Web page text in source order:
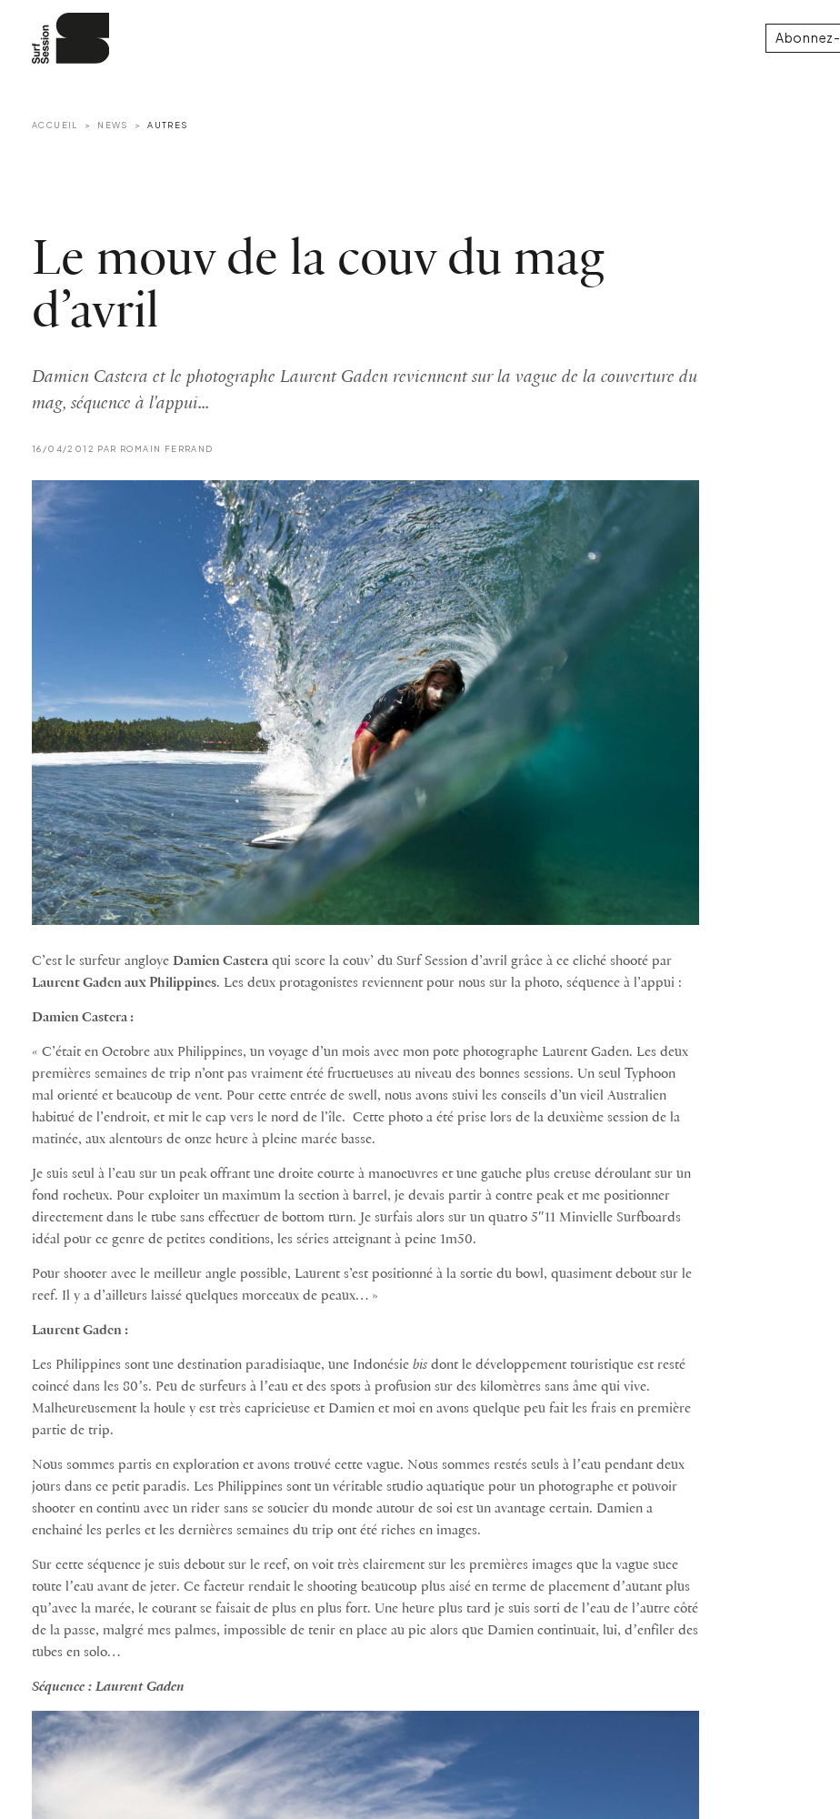
ACCUEIL NEWS AUTRES
Le mouv de la couv du mag
d’avril
Damien Castera et le photographe Laurent Gaden reviennent sur la vague de la couverture du
mag, séquence à l'appui...
16/04/2012 PAR ROMAIN FERRAND
C’est le surfeur angloye Damien Castera qui score la couv’ du Surf Session d’avril grâce à ce cliché shooté par
Laurent Gaden aux Philippines. Les deux protagonistes reviennent pour nous sur la photo, séquence à l’appui :
Damien Castera :
« C’était en Octobre aux Philippines, un voyage d’un mois avec mon pote photographe Laurent Gaden. Les deux
premières semaines de trip n’ont pas vraiment été fructueuses au niveau des bonnes sessions. Un seul Typhoon
mal orienté et beaucoup de vent. Pour cette entrée de swell, nous avons suivi les conseils d’un vieil Australien
habitué de l’endroit, et mit le cap vers le nord de l’île. Cette photo a été prise lors de la deuxième session de la
matinée, aux alentours de onze heure à pleine marée basse.
Je suis seul à l’eau sur un peak offrant une droite courte à manoeuvres et une gauche plus creuse déroulant sur un
fond rocheux. Pour exploiter un maximum la section à barrel, je devais partir à contre peak et me positionner
directement dans le tube sans effectuer de bottom turn. Je surfais alors sur un quatro 5″11 Minvielle Surfboards
idéal pour ce genre de petites conditions, les séries atteignant à peine 1m50.
Pour shooter avec le meilleur angle possible, Laurent s’est positionné à la sortie du bowl, quasiment debout sur le
reef. Il y a d’ailleurs laissé quelques morceaux de peaux… »
Laurent Gaden :
Les Philippines sont une destination paradisiaque, une Indonésie bis dont le développement touristique est resté
coincé dans les 80ʼs. Peu de surfeurs à lʼeau et des spots à profusion sur des kilomètres sans âme qui vive.
Malheureusement la houle y est très capricieuse et Damien et moi en avons quelque peu fait les frais en première
partie de trip.
Nous sommes partis en exploration et avons trouvé cette vague. Nous sommes restés seuls à lʼeau pendant deux
jours dans ce petit paradis. Les Philippines sont un véritable studio aquatique pour un photographe et pouvoir
shooter en continu avec un rider sans se soucier du monde autour de soi est un avantage certain. Damien a
enchainé les perles et les dernières semaines du trip ont été riches en images.
Sur cette séquence je suis debout sur le reef, on voit très clairement sur les premières images que la vague suce
toute lʼeau avant de jeter. Ce facteur rendait le shooting beaucoup plus aisé en terme de placement dʼautant plus
quʼavec la marée, le courant se faisait de plus en plus fort. Une heure plus tard je suis sorti de lʼeau de lʼautre côté
de la passe, malgré mes palmes, impossible de tenir en place au pic alors que Damien continuait, lui, dʼenfiler des
tubes en solo…
Séquence : Laurent Gaden